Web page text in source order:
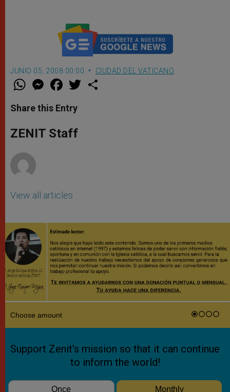
JUNIO 05, 2008 00:00 CIUDAD DEL VATICANO
W
t
s
p
p
M
e
s
e
g
e
F
a
e
b
o
k
w
Share this Entry
ZENIT Staff
View all articles